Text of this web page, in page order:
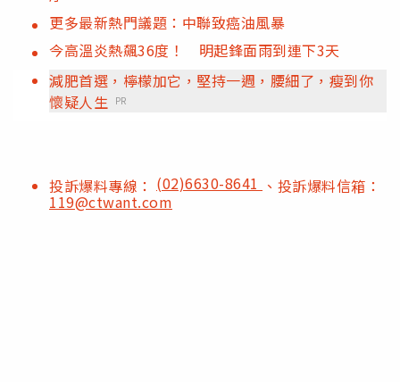
更多最新熱門議題：中聯致癌油風暴
今高溫炎熱飆36度！ 明起鋒面雨到連下3天
減肥首選，檸檬加它，堅持一週，腰細了，瘦到你
懷疑人生
PR
投訴爆料專線： (02)6630-8641 、投訴爆料信箱：
119@ctwant.com